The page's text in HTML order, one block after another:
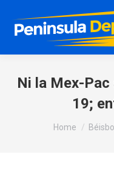
Ni la Mex-Pac
19;
You are here:
Home Béisbol